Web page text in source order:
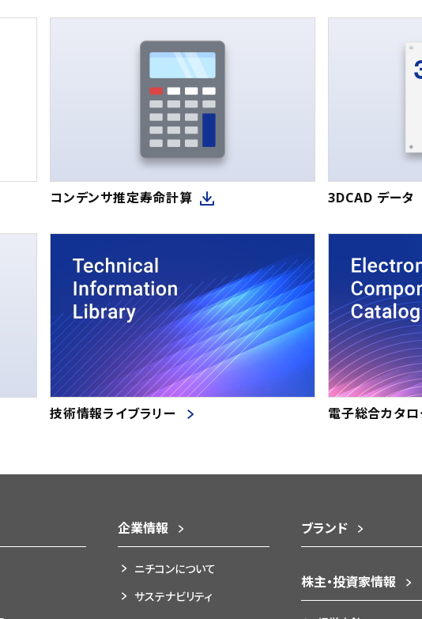
コンデンサ推定寿命計算 3DCAD デー
技術情報ライブラリー 電子総合カタロ
企業情報
ニチコンについて
サステナビリティ
ブランド
株主・投資家情報